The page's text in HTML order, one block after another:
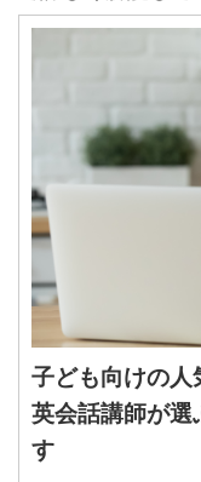
子ども向けの人
英会話講師が選
す